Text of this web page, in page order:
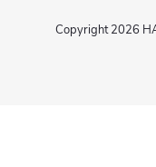
Copyright 2026